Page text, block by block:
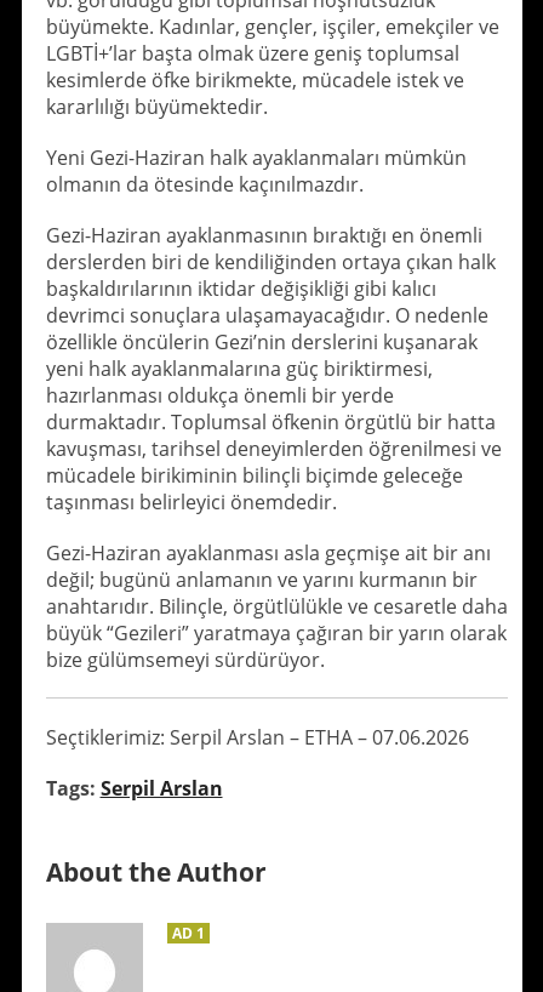
büyümekte. Kadınlar, gençler, işçiler, emekçiler ve
LGBTİ+’lar başta olmak üzere geniş toplumsal
kesimlerde öfke birikmekte, mücadele istek ve
kararlılığı büyümektedir.
Yeni Gezi-Haziran halk ayaklanmaları mümkün
olmanın da ötesinde kaçınılmazdır.
Gezi-Haziran ayaklanmasının bıraktığı en önemli
derslerden biri de kendiliğinden ortaya çıkan halk
başkaldırılarının iktidar değişikliği gibi kalıcı
devrimci sonuçlara ulaşamayacağıdır. O nedenle
özellikle öncülerin Gezi’nin derslerini kuşanarak
yeni halk ayaklanmalarına güç biriktirmesi,
hazırlanması oldukça önemli bir yerde
durmaktadır. Toplumsal öfkenin örgütlü bir hatta
kavuşması, tarihsel deneyimlerden öğrenilmesi ve
mücadele birikiminin bilinçli biçimde geleceğe
taşınması belirleyici önemdedir.
Gezi-Haziran ayaklanması asla geçmişe ait bir anı
değil; bugünü anlamanın ve yarını kurmanın bir
anahtarıdır. Bilinçle, örgütlülükle ve cesaretle daha
büyük “Gezileri” yaratmaya çağıran bir yarın olarak
bize gülümsemeyi sürdürüyor.
Seçtiklerimiz: Serpil Arslan – ETHA – 07.06.2026
Tags: Serpil Arslan
About the Author
AD 1